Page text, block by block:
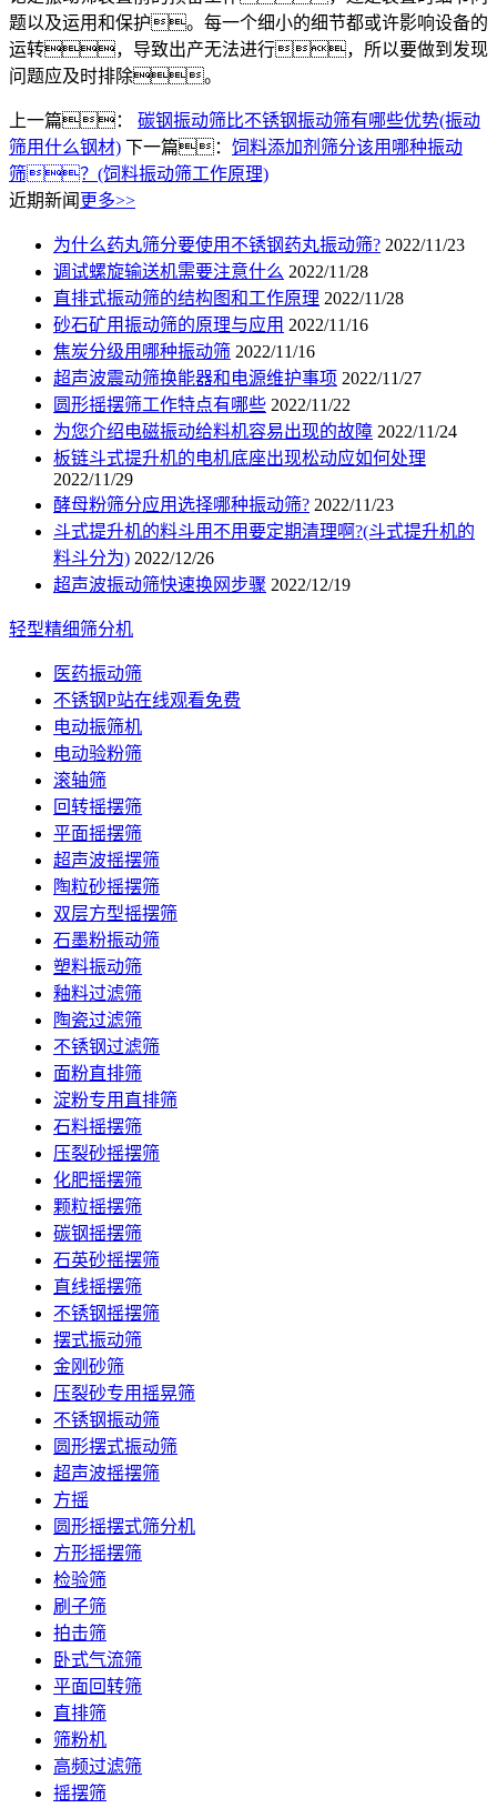
题以及运用和保护。每一个细小的细节都或许影响设备的
运转，导致出产无法进行，所以要做到发现
问题应及时排除。
上一篇： 碳钢振动筛比不锈钢振动筛有哪些优势(振动
筛用什么钢材) 下一篇： 饲料添加剂筛分该用哪种振动
筛？(饲料振动筛工作原理)
近期新闻 更多>>
为什么药丸筛分要使用不锈钢药丸振动筛? 2022/11/23
调试螺旋输送机需要注意什么 2022/11/28
直排式振动筛的结构图和工作原理 2022/11/28
砂石矿用振动筛的原理与应用 2022/11/16
焦炭分级用哪种振动筛 2022/11/16
超声波震动筛换能器和电源维护事项 2022/11/27
圆形摇摆筛工作特点有哪些 2022/11/22
为您介绍电磁振动给料机容易出现的故障 2022/11/24
板链斗式提升机的电机底座出现松动应如何处理
2022/11/29
酵母粉筛分应用选择哪种振动筛? 2022/11/23
斗式提升机的料斗用不用要定期清理啊?(斗式提升机的
料斗分为) 2022/12/26
超声波振动筛快速换网步骤 2022/12/19
轻型精细筛分机
医药振动筛
不锈钢P站在线观看免费
电动振筛机
电动验粉筛
滚轴筛
回转摇摆筛
平面摇摆筛
超声波摇摆筛
陶粒砂摇摆筛
双层方型摇摆筛
石墨粉振动筛
塑料振动筛
釉料过滤筛
陶瓷过滤筛
不锈钢过滤筛
面粉直排筛
淀粉专用直排筛
石料摇摆筛
压裂砂摇摆筛
化肥摇摆筛
颗粒摇摆筛
碳钢摇摆筛
石英砂摇摆筛
直线摇摆筛
不锈钢摇摆筛
摆式振动筛
金刚砂筛
压裂砂专用摇晃筛
不锈钢振动筛
圆形摆式振动筛
超声波摇摆筛
方摇
圆形摇摆式筛分机
方形摇摆筛
检验筛
刷子筛
拍击筛
卧式气流筛
平面回转筛
直排筛
筛粉机
高频过滤筛
摇摆筛